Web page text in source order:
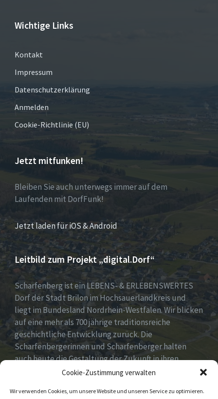
Cookie-Zustimmung verwalten
Wir verwenden Cookies, um unsere Website und unseren Service zu optimieren.
Wichtige Links
Kontakt
Impressum
Datenschutzerklärung
Anmelden
Cookie-Richtlinie (EU)
Jetzt mitfunken!
Bleiben Sie auch unterwegs immer auf dem
Laufenden mit DorfFunk!
Jetzt laden für iOS & Android
Leitbild zum Projekt „digital.Dorf“
Scharfenberg ist ein LEBENS- & ERLEBENSWERTES
Dorf der Stadt Brilon im Hochsauerlandkreis und
liegt im Bundesland Nordrhein-Westfalen. Wir blicken
auf eine mehr als 700 jährige traditionsreiche
geschichtliche Entwicklung zurück. Die
Scharfenbergerinnen und Scharfenberger halten
auch heute die Gestaltung der Zukunft in ihren
Händen mit neuen, innovativen und kreativen Ideen
Moderne – Geschichte & Gegenwart“!